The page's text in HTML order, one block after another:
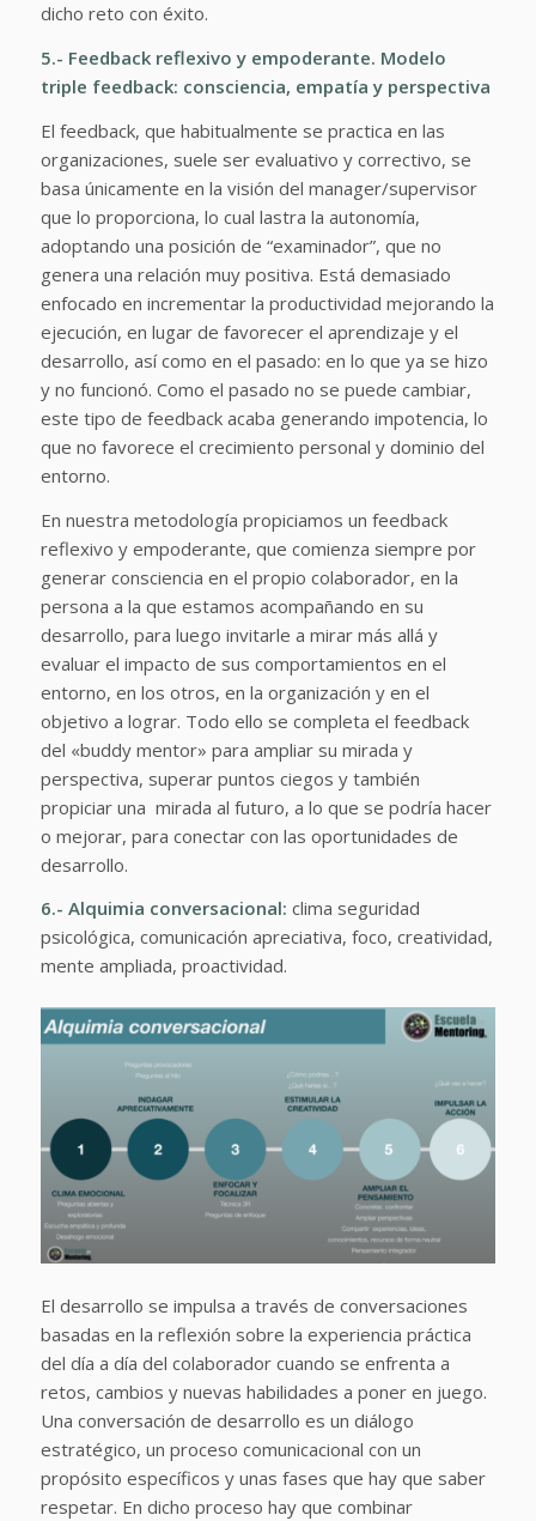
dicho reto con éxito.
5.- Feedback reflexivo y empoderante. Modelo
triple feedback: consciencia, empatía y perspectiva
El feedback, que habitualmente se practica en las
organizaciones, suele ser evaluativo y correctivo, se
basa únicamente en la visión del manager/supervisor
que lo proporciona, lo cual lastra la autonomía,
adoptando una posición de “examinador”, que no
genera una relación muy positiva. Está demasiado
enfocado en incrementar la productividad mejorando la
ejecución, en lugar de favorecer el aprendizaje y el
desarrollo, así como en el pasado: en lo que ya se hizo
y no funcionó. Como el pasado no se puede cambiar,
este tipo de feedback acaba generando impotencia, lo
que no favorece el crecimiento personal y dominio del
entorno.
En nuestra metodología propiciamos un feedback
reflexivo y empoderante, que comienza siempre por
generar consciencia en el propio colaborador, en la
persona a la que estamos acompañando en su
desarrollo, para luego invitarle a mirar más allá y
evaluar el impacto de sus comportamientos en el
entorno, en los otros, en la organización y en el
objetivo a lograr. Todo ello se completa el feedback
del «buddy mentor» para ampliar su mirada y
perspectiva, superar puntos ciegos y también
propiciar una mirada al futuro, a lo que se podría hacer
o mejorar, para conectar con las oportunidades de
desarrollo.
6.- Alquimia conversacional: clima seguridad
psicológica, comunicación apreciativa, foco, creatividad,
mente ampliada, proactividad.
El desarrollo se impulsa a través de conversaciones
basadas en la reflexión sobre la experiencia práctica
del día a día del colaborador cuando se enfrenta a
retos, cambios y nuevas habilidades a poner en juego.
Una conversación de desarrollo es un diálogo
estratégico, un proceso comunicacional con un
propósito específicos y unas fases que hay que saber
respetar. En dicho proceso hay que combinar